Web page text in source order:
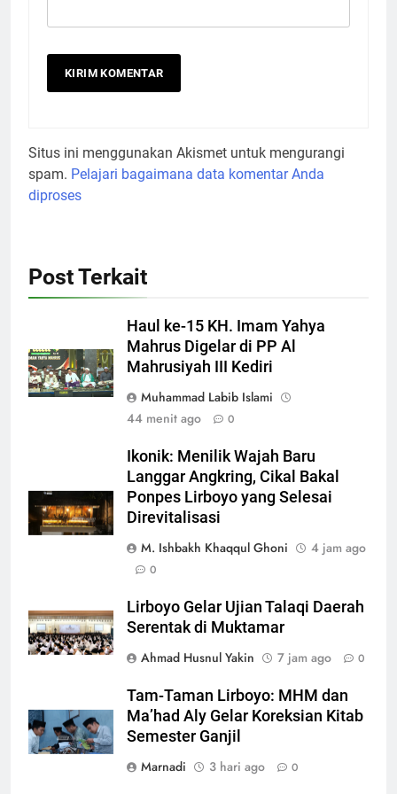
Situs ini menggunakan Akismet untuk mengurangi
spam. Pelajari bagaimana data komentar Anda
diproses
Post Terkait
Haul ke-15 KH. Imam Yahya
Mahrus Digelar di PP Al
Mahrusiyah III Kediri
Muhammad Labib Islami
44 menit ago
0
Ikonik: Menilik Wajah Baru
Langgar Angkring, Cikal Bakal
Ponpes Lirboyo yang Selesai
Direvitalisasi
M. Ishbakh Khaqqul Ghoni
4 jam ago
0
Lirboyo Gelar Ujian Talaqi Daerah
Serentak di Muktamar
Ahmad Husnul Yakin
7 jam ago 0
Tam-Taman Lirboyo: MHM dan
Ma’had Aly Gelar Koreksian Kitab
Semester Ganjil
Marnadi
3 hari ago 0